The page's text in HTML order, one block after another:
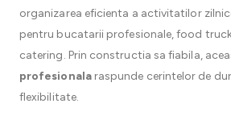
organizarea eficienta a activitatilor
pentru bucatarii profesionale, food
catering. Prin constructia sa fiabila,
profesionalaraspunde cerintelor de
flexibilitate.